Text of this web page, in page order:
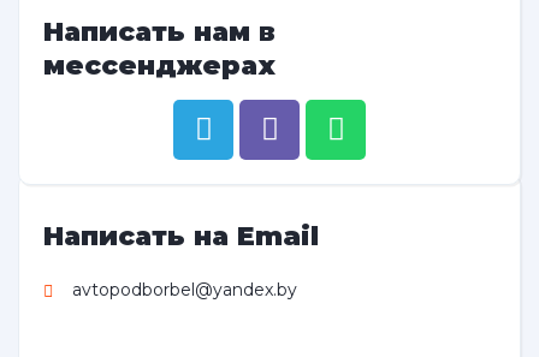
Написать нам в
мессенджерах
Написать на Email
avtopodborbel@yandex.by